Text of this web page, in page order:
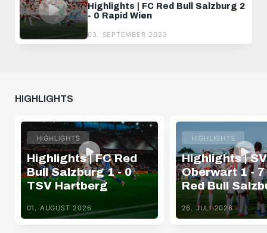
Highlights | FC Red Bull Salzburg 2
- 0 Rapid Wien
03. SEPTEMBER 2023
HIGHLIGHTS
HIGHLIGHTS
Highlights | FC Red
Bull Salzburg 1 - 0
TSV Hartberg
01. AUGUST 2026
HIGHLIGHTS
Highlights | SV
Oberwart 1 - 7
Red Bull
26. JULI 2026